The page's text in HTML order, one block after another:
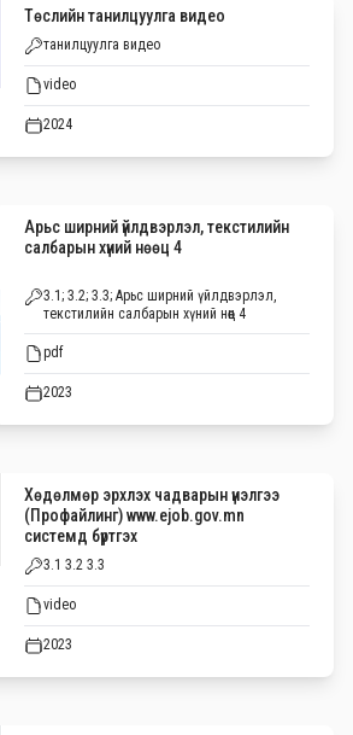
Төслийн танилцуулга видео
танилцуулга видео
video
2024
Арьс ширний үйлдвэрлэл, текстилийн
салбарын хүний нөөц 4
3.1; 3.2; 3.3; Арьс ширний үйлдвэрлэл,
текстилийн салбарын хүний нөөц 4
pdf
2023
Хөдөлмөр эрхлэх чадварын үнэлгээ
(Профайлинг) www.ejob.gov.mn
системд бүртгэх
3.1 3.2 3.3
video
2023